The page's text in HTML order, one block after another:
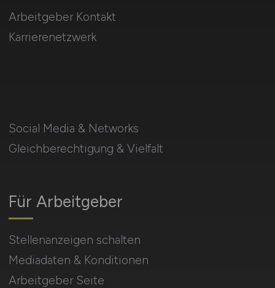
Social Media & Networks
Gleichberechtigung & Vielfalt
Für Arbeitgeber
Stellenanzeigen schalten
Mediadaten & Konditionen
Arbeitgeber Seite
Arbeitgeber Kontakt
Karrierenetzwerk